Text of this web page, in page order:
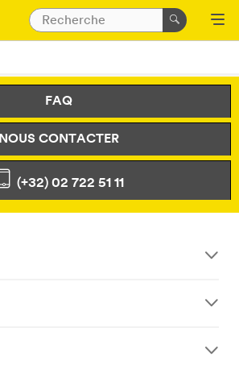
FAQ
NOUS CONTACTER
(+32) 02 722 51 11